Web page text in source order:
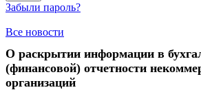
Забыли пароль?
Все новости
О раскрытии информации в
(финансовой) отчетности
организаций